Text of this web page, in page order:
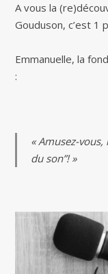
A vous la
Gouduson, c’est 1
Emmanuelle, la
:
« Amusez-
du son”! »